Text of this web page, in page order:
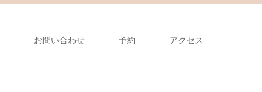
お問い合わせ 予約 アクセス